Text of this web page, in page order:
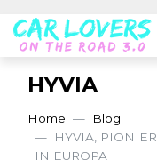
HYVIA
Home
Blog
HYVIA,
IN EUROPA